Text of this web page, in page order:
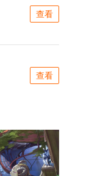
查看
查看